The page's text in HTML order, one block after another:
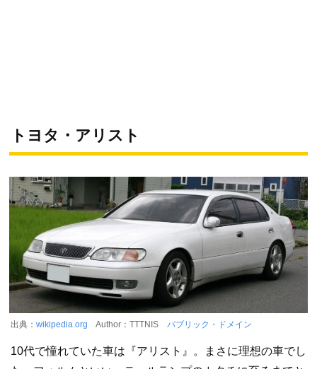
トヨタ・アリスト
出典： wikipedia.org Author：TTTNIS パブリック・ドメイン
10代で憧れていた車は『アリスト』。まさに理想の車でし